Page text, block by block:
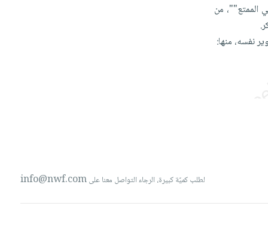
الممتع""، من
نفسه، منها:
لطلب كميّة كبيرة، الرجاء التواصل معنا علىinfo@nwf.com